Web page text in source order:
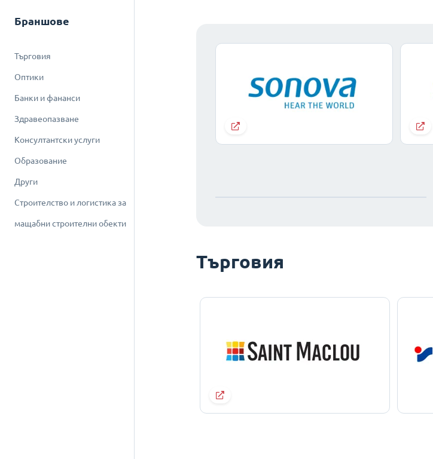
Браншове
Търговия
Оптики
Банки и фананси
Здравеопазване
Консултантски услуги
Образование
Други
Строителство и логистика за
мащабни строителни обекти
Търговия